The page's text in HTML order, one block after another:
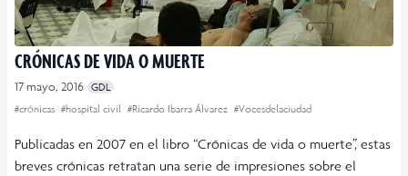
CRÓNICAS DE VIDA O MUERTE
17 mayo, 2016 GDL
#crónicas #hospital civil #Ricardo Ibarra Álvarez #Vocesdelaciudad
Publicadas en 2007 en el libro “Crónicas de vida o muerte”, estas
breves crónicas retratan una serie de impresiones sobre el